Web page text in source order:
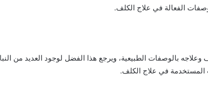
الفعالة في علاج الكلف.
بالوصفات الطبيعية، ويرجع هذا الفضل لوجود العديد من
في علاج الكلف.